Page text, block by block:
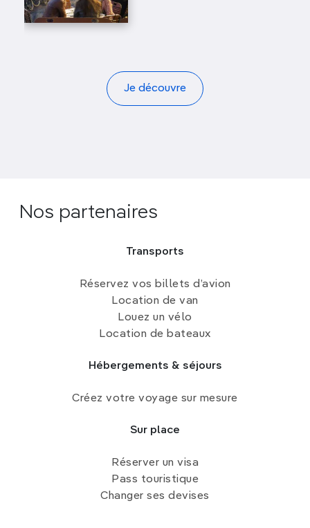
Je découvre
Nos partenaires
Transports
Réservez vos billets d’avion
Location de van
Louez un vélo
Location de bateaux
Hébergements & séjours
Créez votre voyage sur mesure
Sur place
Réserver un visa
Pass touristique
Changer ses devises